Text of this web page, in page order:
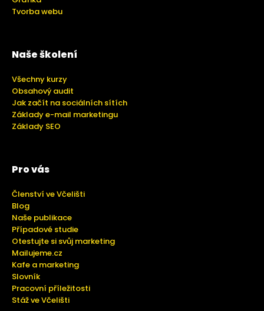
Tvorba webu
Naše školení
Všechny kurzy
Obsahový audit
Jak začít na sociálních sítích
Základy e-mail marketingu
Základy SEO
Pro vás
Členství ve Včelišti
Blog
Naše publikace
Případové studie
Otestujte si svůj marketing
Mailujeme.cz
Kafe a marketing
Slovník
Pracovní příležitosti
Stáž ve Včelišti